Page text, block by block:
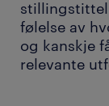
stillingstittel
følelse av
og kanskje
relevante